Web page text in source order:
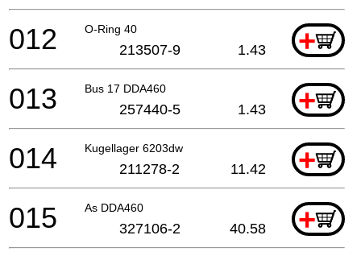
O-Ring 40 +
012 213507-9 1.43
Bus 17 DDA460 +
013 257440-5 1.43
Kugellager 6203dw +
014 211278-2 11.42
As DDA460 +
015 327106-2 40.58